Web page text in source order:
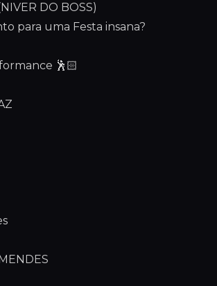
DO BOSS)
para uma Festa insana?
🕺🏻